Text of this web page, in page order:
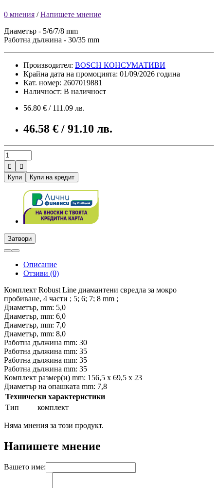
0 мнения /Напишете мнение
Диаметър - 5/6/7/8 mm
Работна дължина - 30/35 mm
Производител: BOSCH КОНСУМАТИВИ
Крайна дата на промоцията: 01/09/2026 година
Кат. номер: 2607019881
Наличност: В наличност
56.80 € / 111.09 лв.
46.58 € / 91.10 лв.


Купи
Купи на кредит
Затвори
Описание
Отзиви (0)
Комплект Robust Line диамантени свредла за мокро
пробиване, 4 части ; 5; 6; 7; 8 mm ;
Диаметър, mm: 5,0
Диаметър, mm: 6,0
Диаметър, mm: 7,0
Диаметър, mm: 8,0
Работна дължина mm: 30
Работна дължина mm: 35
Работна дължина mm: 35
Работна дължина mm: 35
Комплект размер(и) mm: 156,5 x 69,5 x 23
Диаметър на опашката mm: 7,8
Технически характеристики
Тип
комплект
Няма мнения за този продукт.
Напишете мнение
Вашето име: